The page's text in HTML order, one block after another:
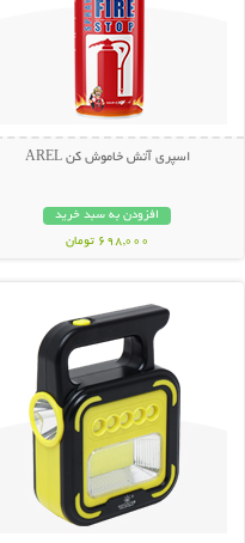
اسپری آتش خاموش کن AREL
افزودن به سبد خرید
698,000 تومان